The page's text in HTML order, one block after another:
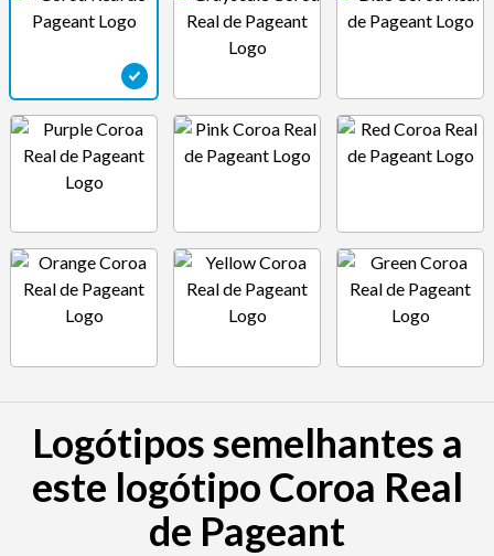
Logótipos semelhantes a
este logótipo Coroa Real
de Pageant